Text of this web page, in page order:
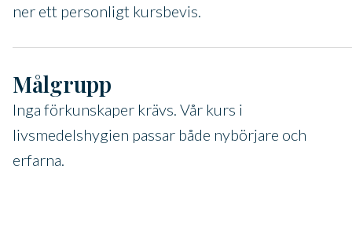
ner ett personligt kursbevis.
Målgrupp
Inga förkunskaper krävs. Vår kurs i
livsmedelshygien passar både nybörjare och
erfarna.